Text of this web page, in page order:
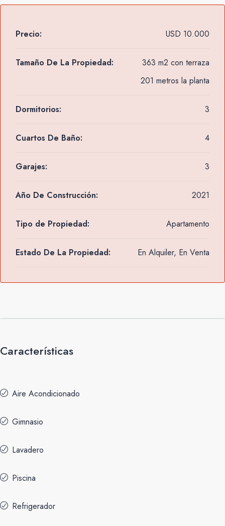
Precio: USD 10.000
Tamaño De La Propiedad:
363 m2 con terraza
201 metros la planta
Dormitorios: 3
Cuartos De Baño: 4
Garajes: 3
Año De Construcción: 2021
Tipo de Propiedad: Apartamento
Estado De La Propiedad: En Alquiler, En Venta
Características
Aire Acondicionado
Gimnasio
Lavadero
Piscina
Refrigerador